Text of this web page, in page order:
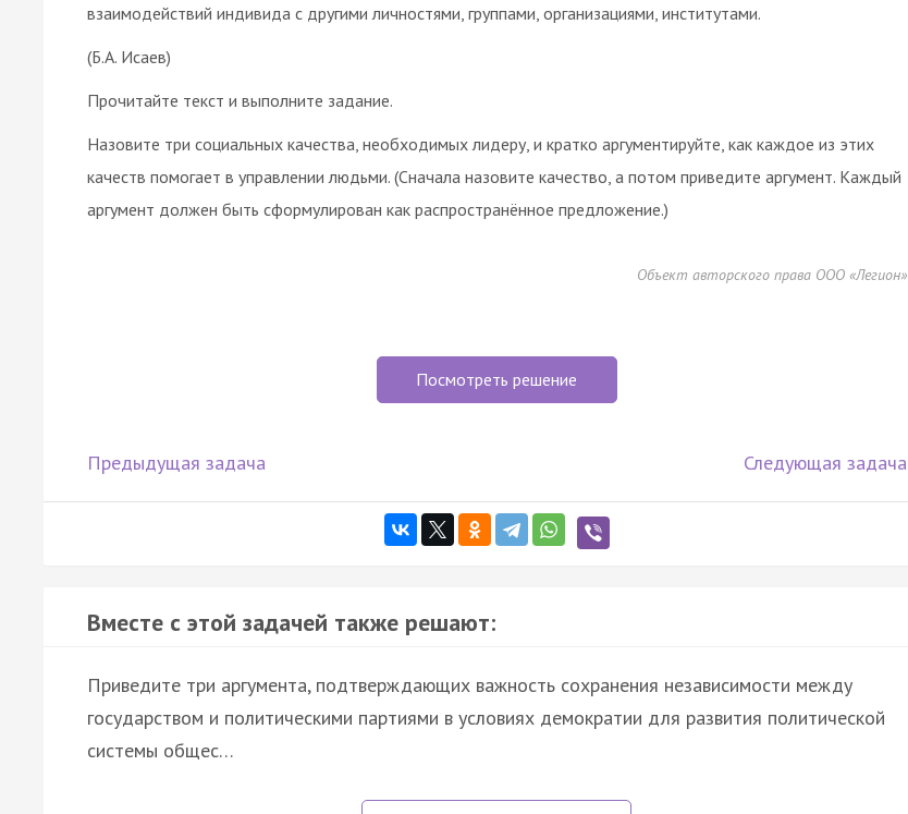
взаимодействий индивида с другими личностями, группами, организациями, институтами.
(Б.А. Исаев)
Прочитайте текст и выполните задание.
Назовите три социальных качества, необходимых лидеру, и кратко аргументируйте, как каждое из этих
качеств помогает в управлении людьми. (Сначала назовите качество, а потом приведите аргумент. Каждый
аргумент должен быть сформулирован как распространённое предложение.)
Объект авторского права ООО «Легион»
Посмотреть решение
Предыдущая задача Следующая задача
Вместе с этой задачей также решают:
Приведите три аргумента, подтверждающих важность сохранения независимости между
государством и политическими партиями в условиях демократии для развития политической
системы общес…